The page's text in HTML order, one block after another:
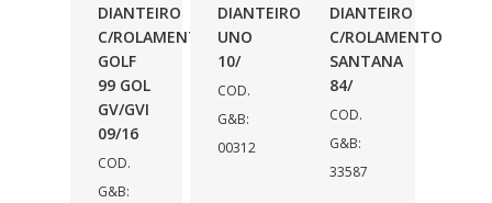
DIANTEIRO
C/ROLAMENTO
GOLF
99 GOL
GV/GVI
09/16
COD.
G&B:
DIANTEIRO
UNO
10/
COD.
G&B:
00312
DIANTEIRO
C/ROLAMENTO
SANTANA
84/
COD.
G&B:
33587